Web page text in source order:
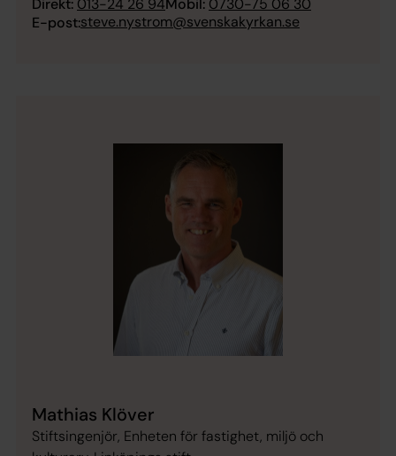
Direkt: 013-24 26 94Mobil: 0730-75 06 30
E-post:steve.nystrom@svenskakyrkan.se
Mathias Klöver
Stiftsingenjör, Enheten för fastighet, miljö och